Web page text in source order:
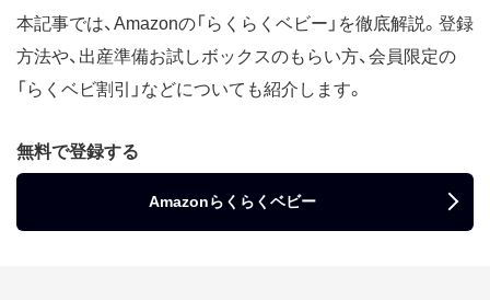
本記事では、Amazonの「らくらくベビー」を徹底解説。登録
方法や、出産準備お試しボックスのもらい方、会員限定の
「らくベビ割引」などについても紹介します。
無料で登録する
Amazonらくらくベビー